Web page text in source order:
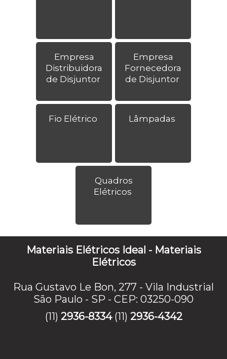
Empresa
Distribuidora
de Disjuntor
Empresa
Fornecedora
de Disjuntor
Fio Elétrico Lâmpadas
Quadros
Elétricos
Materiais Elétricos Ideal - Materiais
Elétricos
Rua Gustavo Le Bon, 277 - Vila Industrial
São Paulo - SP - CEP: 03250-090
(11) 2936-8334 (11) 2936-4342